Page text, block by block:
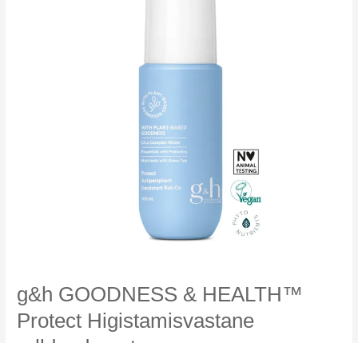
g&h GOODNESS & HEALTH™
Protect Higistamisvastane